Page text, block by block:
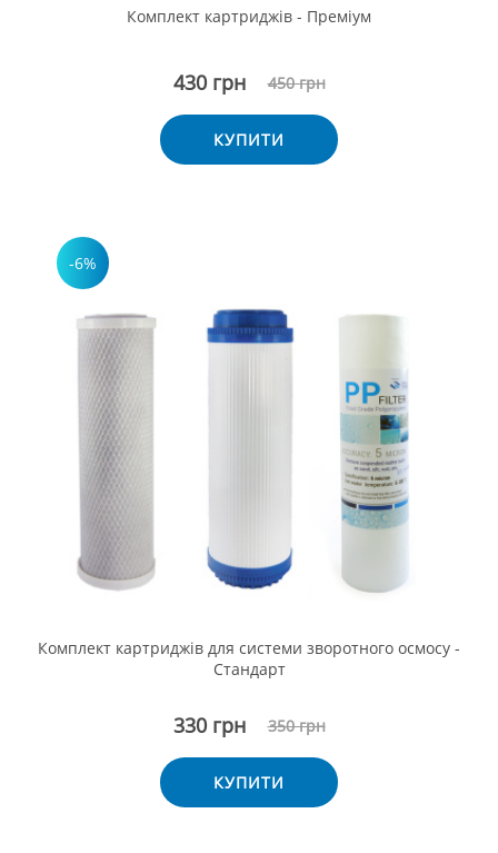
Комплект картриджів - Преміум
430 грн 450 грн
КУПИТИ
-6%
Комплект картриджів для системи зворотного осмосу -
Стандарт
330 грн 350 грн
КУПИТИ